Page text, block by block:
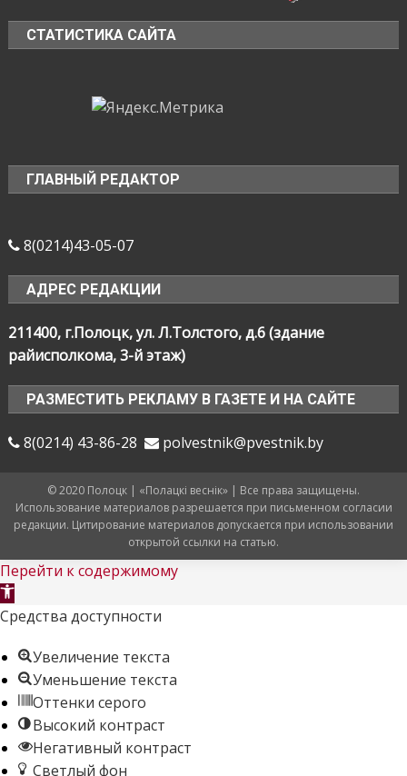
СТАТИСТИКА САЙТА
ГЛАВНЫЙ РЕДАКТОР
8(0214)43-05-07
АДРЕС РЕДАКЦИИ
211400, г.Полоцк, ул. Л.Толстого, д.6 (здание
райисполкома, 3-й этаж)
РАЗМЕСТИТЬ РЕКЛАМУ В ГАЗЕТЕ И НА САЙТЕ
8(0214) 43-86-28 polvestnik@pvestnik.by
© 2020 Полоцк | «Полацкі веснік» | Все права защищены.
Использование материалов разрешается при письменном согласии
редакции. Цитирование материалов допускается при использовании
открытой ссылки на статью.
Перейти к содержимому
Открыть
панель
Средства доступности
Увеличение текста
Уменьшение текста
Оттенки серого
Высокий контраст
Негативный контраст
Светлый фон